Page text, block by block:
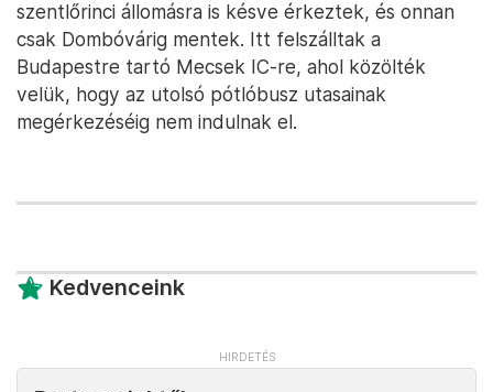
szentlőrinci állomásra is késve érkeztek, és onnan
csak Dombóvárig mentek. Itt felszálltak a
Budapestre tartó Mecsek IC-re, ahol közölték
velük, hogy az utolsó pótlóbusz utasainak
megérkezéséig nem indulnak el.
Kedvenceink